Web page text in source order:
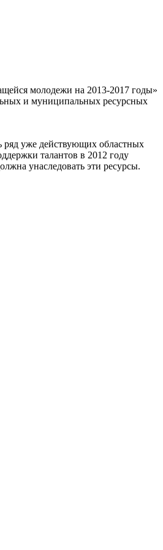
молодежи на 2013-2017 годы»
и муниципальных ресурсных
уже действующих областных
талантов в 2012 году
унаследовать эти ресурсы.